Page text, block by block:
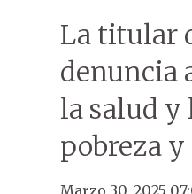
La titular
denuncia
la salud y
pobreza
Marzo 30, 2025